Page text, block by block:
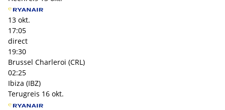
13 okt.
17:05
direct
19:30
Brussel Charleroi (CRL)
02:25
Ibiza (IBZ)
Terugreis 16 okt.